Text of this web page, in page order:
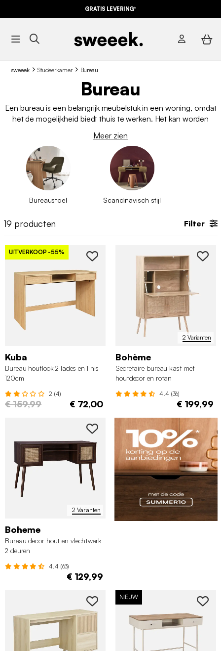
GRATIS LEVERING*
sweeek Studeerkamer Bureau
Bureau
Een bureau is een belangrijk meubelstuk in een woning, omdat
het de mogelijkheid biedt thuis te werken. Het kan worden
de keuze van de plaats van het bureau is het belangrijk een
plaats te kiezen met goede verlichting en veel ruimte. Het
bureau moet worden geplaatst in een kamer die vrij is van
afleiding en een comfortabele werkomgeving biedt. Zodra u
de perfecte plek voor uw bureau heeft gevonden, kunt u zich
thuiswerkervaring halen.
Meer zien
Bureaustoel Scandinavisch stijl
19 producten Filter
UITVERKOOP -55%
Kuba
Bureau houtlook 2 lades en 1 nis
120cm
2 (4)
€ 159,99 € 72,00
2 Varianten
Bohème
Secretaire bureau kast met
houtdecor en rotan
4.4 (36)
€ 199,99
2 Varianten
Boheme
Bureau decor hout en vlechtwerk
2 deuren
4.4 (63)
€ 129,99
NIEUW